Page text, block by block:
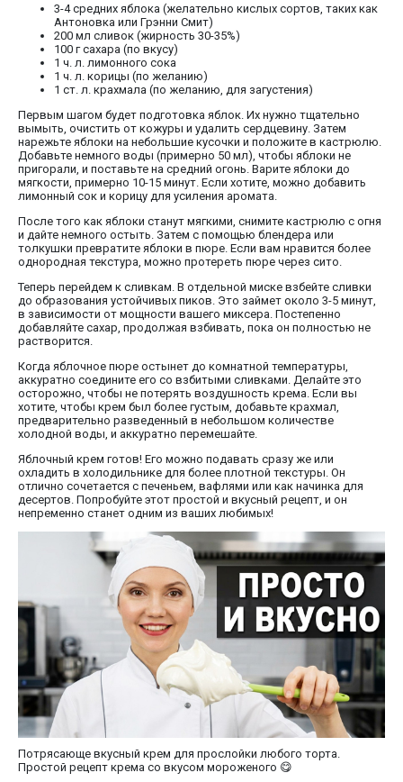
3-4 средних яблока (желательно кислых сортов, таких как
Антоновка или Грэнни Смит)
200 мл сливок (жирность 30-35%)
100 г сахара (по вкусу)
1 ч. л. лимонного сока
1 ч. л. корицы (по желанию)
1 ст. л. крахмала (по желанию, для загустения)
Первым шагом будет подготовка яблок. Их нужно тщательно
вымыть, очистить от кожуры и удалить сердцевину. Затем
нарежьте яблоки на небольшие кусочки и положите в кастрюлю.
Добавьте немного воды (примерно 50 мл), чтобы яблоки не
пригорали, и поставьте на средний огонь. Варите яблоки до
мягкости, примерно 10-15 минут. Если хотите, можно добавить
лимонный сок и корицу для усиления аромата.
После того как яблоки станут мягкими, снимите кастрюлю с огня
и дайте немного остыть. Затем с помощью блендера или
толкушки превратите яблоки в пюре. Если вам нравится более
однородная текстура, можно протереть пюре через сито.
Теперь перейдем к сливкам. В отдельной миске взбейте сливки
до образования устойчивых пиков. Это займет около 3-5 минут,
в зависимости от мощности вашего миксера. Постепенно
добавляйте сахар, продолжая взбивать, пока он полностью не
растворится.
Когда яблочное пюре остынет до комнатной температуры,
аккуратно соедините его со взбитыми сливками. Делайте это
осторожно, чтобы не потерять воздушность крема. Если вы
хотите, чтобы крем был более густым, добавьте крахмал,
предварительно разведенный в небольшом количестве
холодной воды, и аккуратно перемешайте.
Яблочный крем готов! Его можно подавать сразу же или
охладить в холодильнике для более плотной текстуры. Он
отлично сочетается с печеньем, вафлями или как начинка для
десертов. Попробуйте этот простой и вкусный рецепт, и он
непременно станет одним из ваших любимых!
Потрясающе вкусный крем для прослойки любого торта.
Простой рецепт крема со вкусом мороженого 😋